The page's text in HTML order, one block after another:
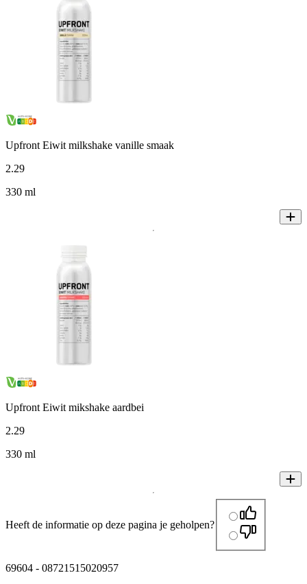
Upfront Eiwit milkshake vanille smaak
2.29
330 ml
Upfront Eiwit mikshake aardbei
2.29
330 ml
Heeft de informatie op deze pagina je geholpen?
69604 - 08721515020957